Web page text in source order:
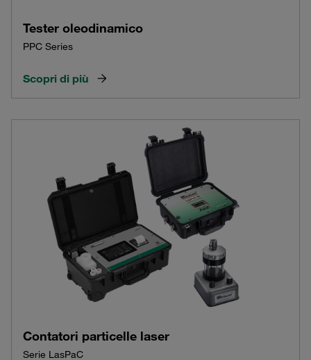
Tester oleodinamico
PPC Series
Scopri di più
Contatori particelle laser
Serie LasPaC